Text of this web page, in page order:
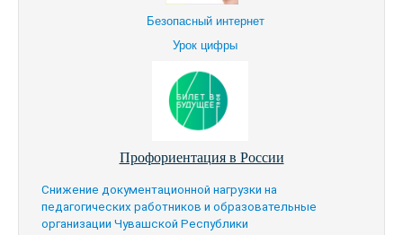
Безопасный интернет
Урок цифры
Профориентация в России
Снижение документационной нагрузки на
педагогических работников и образовательные
организации Чувашской Республики